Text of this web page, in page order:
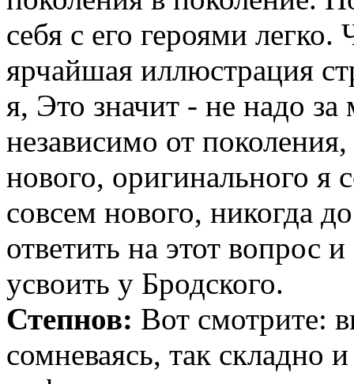
себя с его героями легко.
ярчайшая иллюстрация
я, Это значит - не надо
независимо от поколения,
нового, оригинального я
совсем нового, никогда
ответить на этот вопрос
усвоить у Бродского.
Степнов: Вот смотрите:
сомневаясь, так складно